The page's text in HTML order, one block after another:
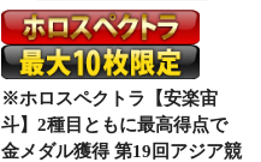
※ホロスペクトラ【安楽宙
斗】2種目ともに最高得点で
金メダル獲得 第19回アジア競